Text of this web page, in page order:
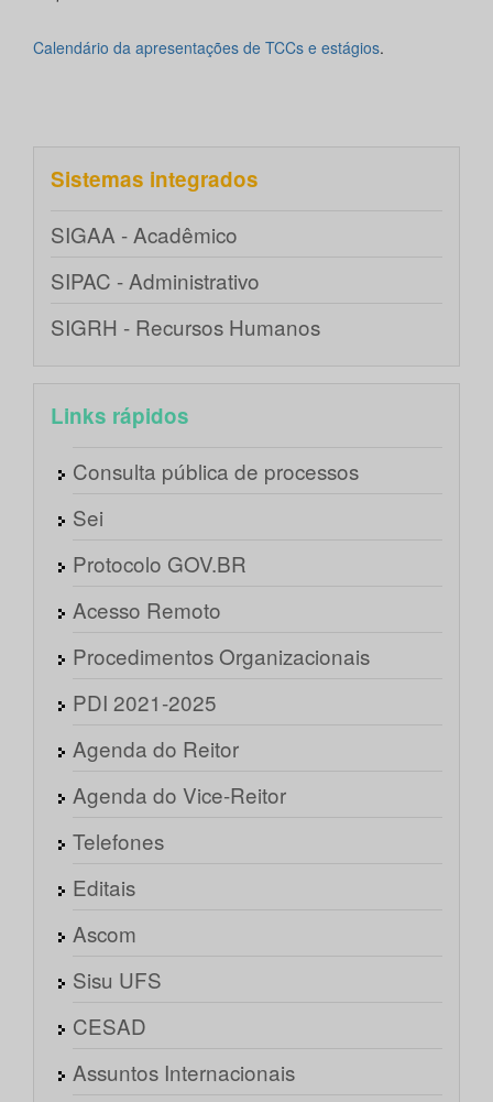
Calendário da apresentações de TCCs e estágios.
Sistemas integrados
SIGAA - Acadêmico
SIPAC - Administrativo
SIGRH - Recursos Humanos
Links rápidos
Consulta pública de processos
Sei
Protocolo GOV.BR
Acesso Remoto
Procedimentos Organizacionais
PDI 2021-2025
Agenda do Reitor
Agenda do Vice-Reitor
Telefones
Editais
Ascom
Sisu UFS
CESAD
Assuntos Internacionais